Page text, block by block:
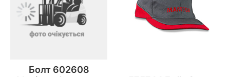
Болт 602608